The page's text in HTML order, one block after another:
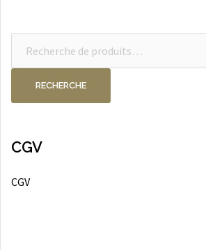
RECHERCHE
CGV
CGV